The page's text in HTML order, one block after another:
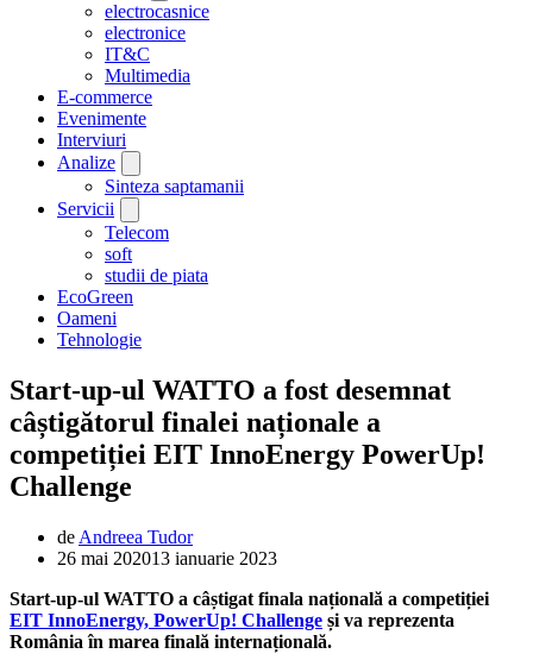
electrocasnice
electronice
IT&C
Multimedia
E-commerce
Evenimente
Interviuri
Analize
Sinteza saptamanii
Servicii
Telecom
soft
studii de piata
EcoGreen
Oameni
Tehnologie
Start-up-ul WATTO a fost desemnat
câștigătorul finalei naționale a
competiției EIT InnoEnergy PowerUp!
Challenge
de Andreea Tudor
26 mai 202013 ianuarie 2023
Start-up-ul WATTO a câștigat finala națională a competiției
EIT InnoEnergy, PowerUp! Challenge și va reprezenta
România în marea finală internațională.